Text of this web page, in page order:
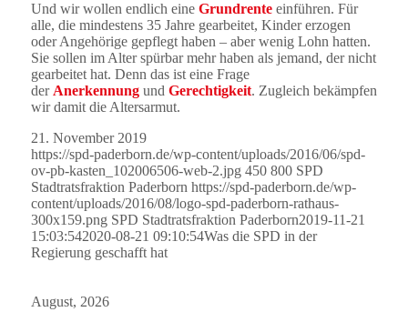
Und wir wollen endlich eineGrundrenteeinführen. Für
alle, die mindestens 35 Jahre gearbeitet, Kinder erzogen
oder Angehörige gepflegt haben – aber wenig Lohn hatten.
Sie sollen im Alter spürbar mehr haben als jemand, der nicht
gearbeitet hat. Denn das ist eine Frage
derAnerkennungund Gerechtigkeit. Zugleich bekämpfen
wir damit die Altersarmut.
21. November 2019
https://spd-paderborn.de/wp-content/uploads/2016/06/spd-
ov-pb-kasten_102006506-web-2.jpg 450 800 SPD
Stadtratsfraktion Paderborn https://spd-paderborn.de/wp-
content/uploads/2016/08/logo-spd-paderborn-rathaus-
300x159.png SPD Stadtratsfraktion Paderborn2019-11-21
15:03:542020-08-21 09:10:54Was die SPD in der
Regierung geschafft hat
August, 2026